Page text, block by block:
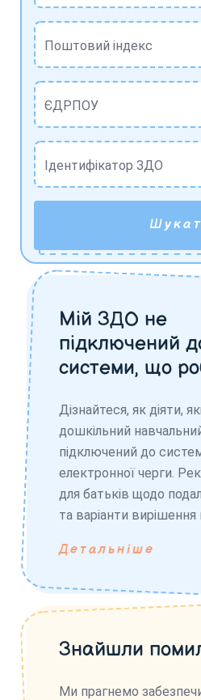
Поштовий індекс
ЄДРПОУ
Ідентифікатор ЗДО
Мій ЗДО не
підключений
системи, що
Дізнайтеся, як діяти,
дошкільний
підключений до
електронної черги.
для батьків щодо
та варіанти
Детальніше
Знайшли
Ми прагнемо